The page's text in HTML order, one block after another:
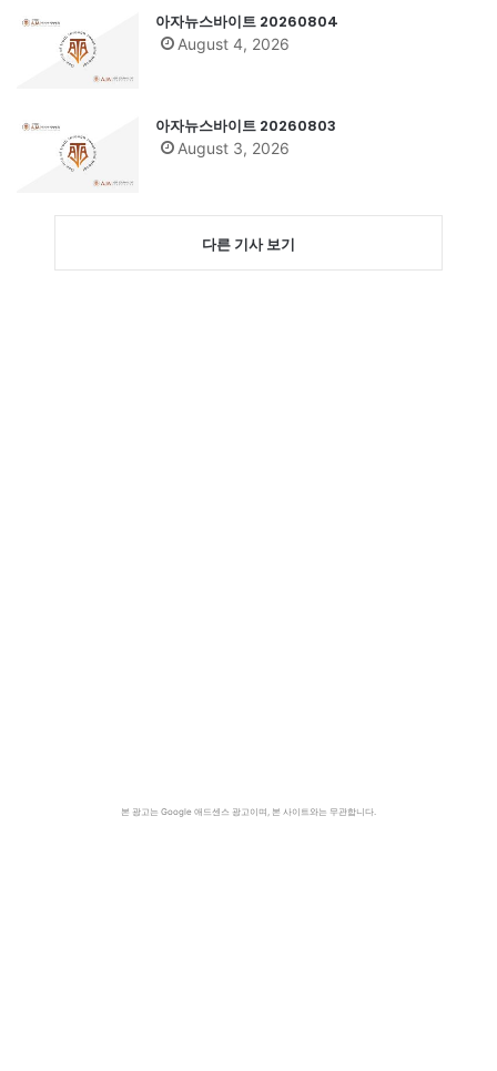
아자뉴스바이트 20260804
August 4, 2026
아자뉴스바이트 20260803
August 3, 2026
다른 기사 보기
본 광고는 Google 애드센스 광고이며, 본 사이트와는 무관합니다.